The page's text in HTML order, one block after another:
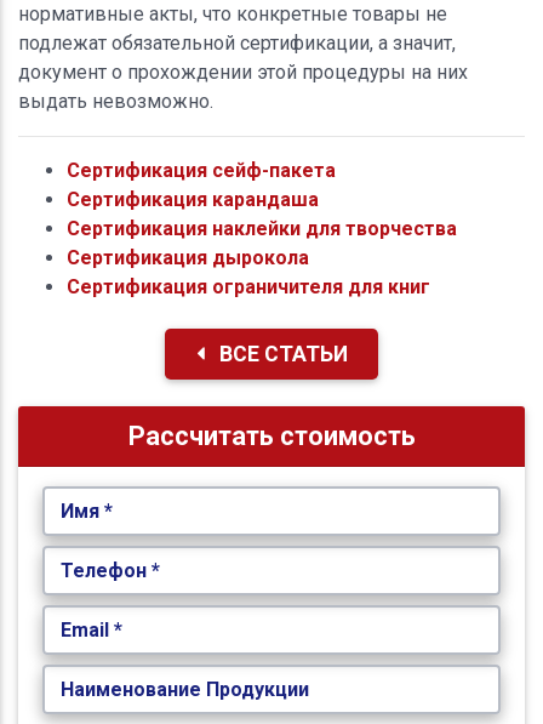
нормативные акты, что конкретные товары не
подлежат обязательной сертификации, а значит,
документ о прохождении этой процедуры на них
выдать невозможно.
Сертификация сейф-пакета
Сертификация карандаша
Сертификация наклейки для творчества
Сертификация дырокола
Сертификация ограничителя для книг
ВСЕ СТАТЬИ
Рассчитать стоимость
Имя *
Телефон *
Email *
Наименование Продукции